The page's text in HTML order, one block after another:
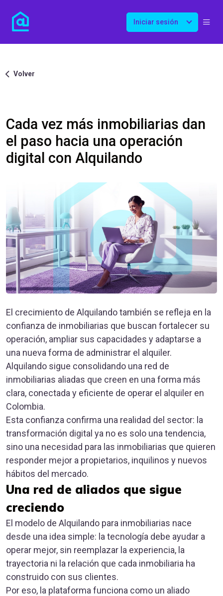
Iniciar sesión
Volver
Cada vez más inmobiliarias dan
el paso hacia una operación
digital con Alquilando
El crecimiento de Alquilando también se refleja en la
confianza de inmobiliarias que buscan fortalecer su
operación, ampliar sus capacidades y adaptarse a
una nueva forma de administrar el alquiler.
Alquilando sigue consolidando una red de
inmobiliarias aliadas que creen en una forma más
clara, conectada y eficiente de operar el alquiler en
Colombia.
Esta confianza confirma una realidad del sector: la
transformación digital ya no es solo una tendencia,
sino una necesidad para las inmobiliarias que quieren
responder mejor a propietarios, inquilinos y nuevos
hábitos del mercado.
Una red de aliados que sigue
creciendo
El modelo de Alquilando para inmobiliarias nace
desde una idea simple: la tecnología debe ayudar a
operar mejor, sin reemplazar la experiencia, la
trayectoria ni la relación que cada inmobiliaria ha
construido con sus clientes.
Por eso, la plataforma funciona como un aliado